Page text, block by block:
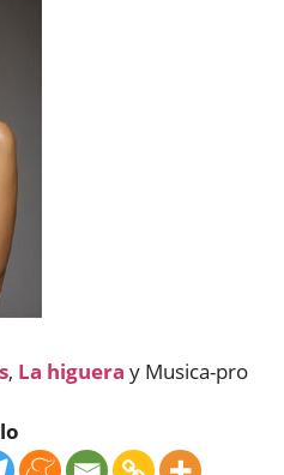
, La higuera y Musica-pro